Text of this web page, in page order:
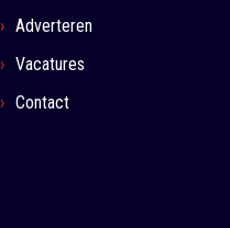
Adverteren
Vacatures
Contact